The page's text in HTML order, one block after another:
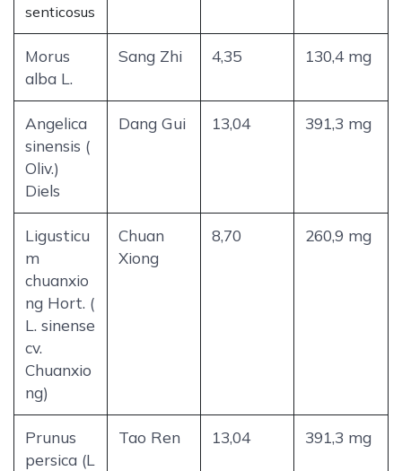
senticosus
Morus
alba L.
Sang Zhi 4,35 130,4 mg
Angelica
sinensis (
Oliv.)
Diels
Dang Gui 13,04 391,3 mg
Ligusticu
m
chuanxio
ng Hort. (
L. sinense
cv.
Chuanxio
ng)
Chuan
Xiong
8,70 260,9 mg
Prunus
persica (L
Tao Ren 13,04 391,3 mg